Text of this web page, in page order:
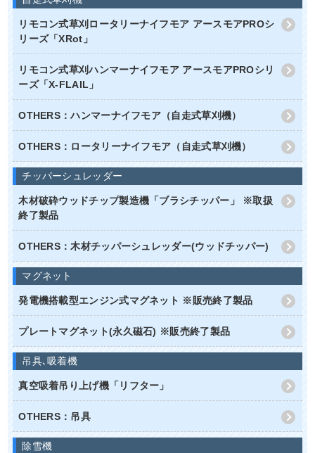
リモコン式草刈ロータリーナイフモア アースモアPROシ
リーズ「XRot」
リモコン式草刈ハンマーナイフモア アースモアPROシリ
ーズ「X-FLAIL」
OTHERS：ハンマーナイフモア（自走式草刈機）
OTHERS：ロータリーナイフモア（自走式草刈機）
チッパーシュレッダー
木材破砕ウッドチップ製造機「ブラシチッパー」 ※取扱
終了製品
OTHERS：木材チッパーシュレッダー(ウッドチッパー)
マグネット
発電機搭載型エンジン式マグネット ※販売終了製品
プレートマグネット(永久磁石) ※販売終了製品
吊具､吸着機
真空吸着吊り上げ機「リフター」
OTHERS：吊具
除雪機